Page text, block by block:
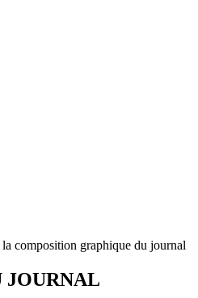
composition graphique du journal
JOURNAL